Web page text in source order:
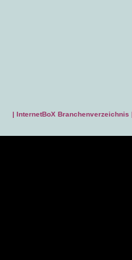
| InternetBoX Branchenverzeichnis